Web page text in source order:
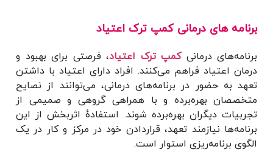
برنامه های درمانی کمپ ترک اعتیاد
برنامه‌های درمانیکمپ ترک اعتیاد، فرصتی برای بهبود و
درمان اعتیاد فراهم می‌کنند. افراد دارای اعتیاد با داشتن
تعهد به حضور در برنامه‌های درمانی، می‌توانند از نصایح
متخصصان بهره‌برده و با همراهی گروهی و صمیمی از
تجربیات دیگران بهره‌برده شوند. استفادهٔ اثربخش از این
برنامه‌ها نیازمند تعهد، قراردادن خود در مرکز و کار در یک
الگوی برنامه‌ریزی استوار است.